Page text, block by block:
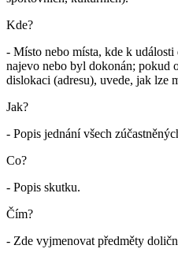
Kde?
- Místo nebo místa, kde k
najevo nebo byl dokonán; pokud
dislokaci (adresu), uvede, jak lze
Jak?
- Popis jednání všech
Co?
- Popis skutku.
Čím?
- Zde vyjmenovat předměty